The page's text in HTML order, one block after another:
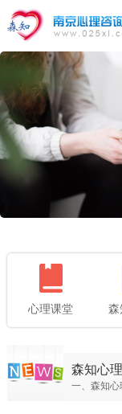
心理课堂 森
森知心